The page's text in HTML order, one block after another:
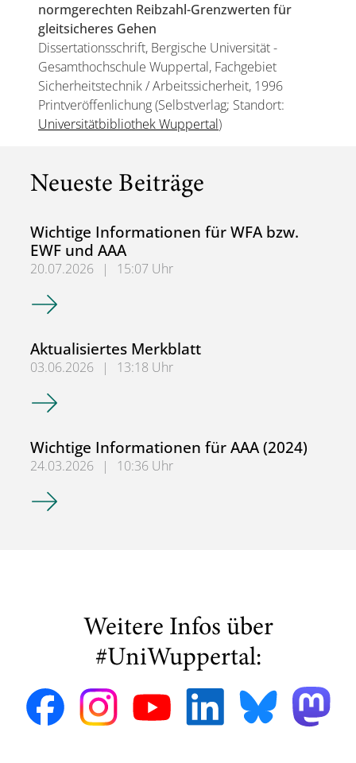
normgerechten Reibzahl-Grenzwerten für
gleitsicheres Gehen
Dissertationsschrift, Bergische Universität -
Gesamthochschule Wuppertal, Fachgebiet
Sicherheitstechnik / Arbeitssicherheit, 1996
Printveröffenlichung (Selbstverlag; Standort:
Universitätbibliothek Wuppertal)
Neueste Beiträge
Wichtige Informationen für WFA bzw.
EWF und AAA
20.07.2026 |
15:07 Uhr
Wichtige Informationen für WFA bzw. EWF und AAA
Aktualisiertes Merkblatt
03.06.2026 |
13:18 Uhr
Aktualisiertes Merkblatt
Wichtige Informationen für AAA (2024)
24.03.2026 |
10:36 Uhr
Wichtige Informationen für AAA (2024)
Weitere Infos über
#UniWuppertal: